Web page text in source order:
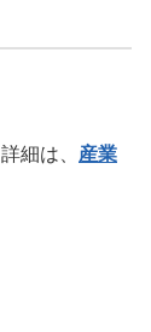
細は、 産業